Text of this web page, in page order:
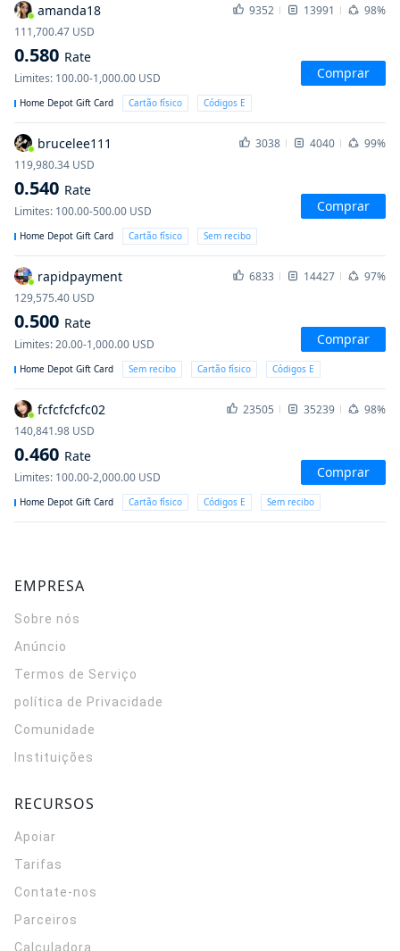
amanda18 9352 13991
98%
111,700.47 USD
0.580 Rate
Limites: 100.00-1,000.00 USD Comprar
Home Depot Gift Card Cartão físico Códigos E
brucelee111 3038 4040
99%
119,980.34 USD
0.540 Rate
Limites: 100.00-500.00 USD Comprar
Home Depot Gift Card Cartão físico Sem recibo
rapidpayment 6833 14427
97%
129,575.40 USD
0.500 Rate
Limites:20.00-1,000.00 USD Comprar
Home Depot Gift Card Sem recibo Cartão físico Códigos E
fcfcfcfcfc02 23505 35239
98%
140,841.98 USD
0.460 Rate
Limites: 100.00-2,000.00 USD Comprar
Home Depot Gift Card Cartão físico Códigos E Sem recibo
EMPRESA
Sobre nós
Anúncio
Termos de Serviço
política de Privacidade
Comunidade
Instituições
RECURSOS
Apoiar
Tarifas
Contate-nos
Parceiros
Calculadora